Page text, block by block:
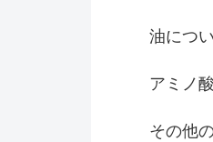
油につ
アミノ
その他